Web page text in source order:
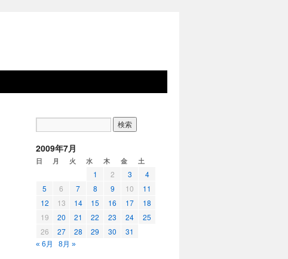
2009年7月
日 月 火 水 木 金 土
1 2 3
4
5
6 7 8 9 10
11
12
13 14 15 16 17
18
19
20 21 22 23 24
25
26
27 28 29 30 31
« 6月 8月 »